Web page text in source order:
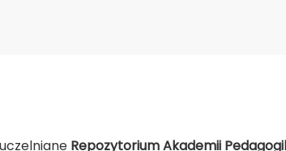
Repozytorium Akademii